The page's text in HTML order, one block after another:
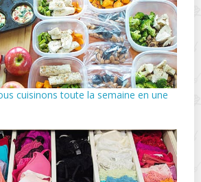
cuisinons toute la semaine en une